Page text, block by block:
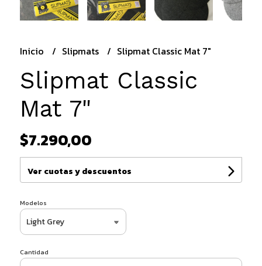
Inicio Slipmats Slipmat Classic Mat 7"
Slipmat Classic
Mat 7"
$7.290,00
Ver cuotas y descuentos
Modelos
Cantidad